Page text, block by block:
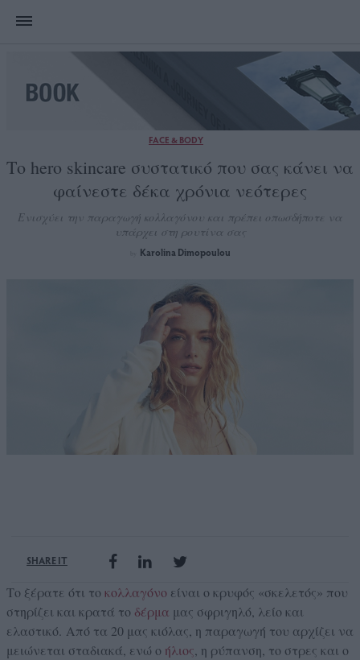
FACE & BODY
Το hero skincare συστατικό που σας κάνει να
φαίνεστε δέκα χρόνια νεότερες
Ενισχύει την παραγωγή κολλαγόνου και πρέπει οπωσδήποτε να
υπάρχει στη ρουτίνα σας
Karolina Dimopoulou
SHARE IT
Το ξέρατε ότι το κολλαγόνο είναι ο κρυφός «σκελετός» που
στηρίζει και κρατά το δέρμα μας σφριγηλό, λείο και
ελαστικό. Από τα 20 μας κιόλας, η παραγωγή του αρχίζει να
μειώνεται σταδιακά, ενώ ο ήλιος, η ρύπανση, το στρες και ο